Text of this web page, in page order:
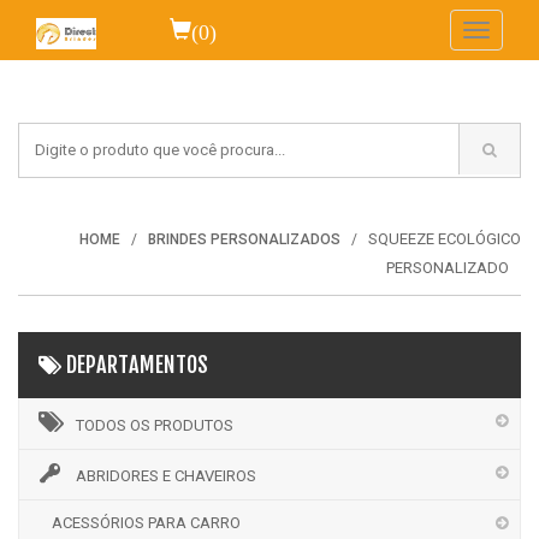
(0)
Toggle
HOME BRINDES PERSONALIZADOS
SQUEEZE ECOLÓGICO
PERSONALIZADO
DEPARTAMENTOS
TODOS OS PRODUTOS
ABRIDORES E CHAVEIROS
ACESSÓRIOS PARA CARRO